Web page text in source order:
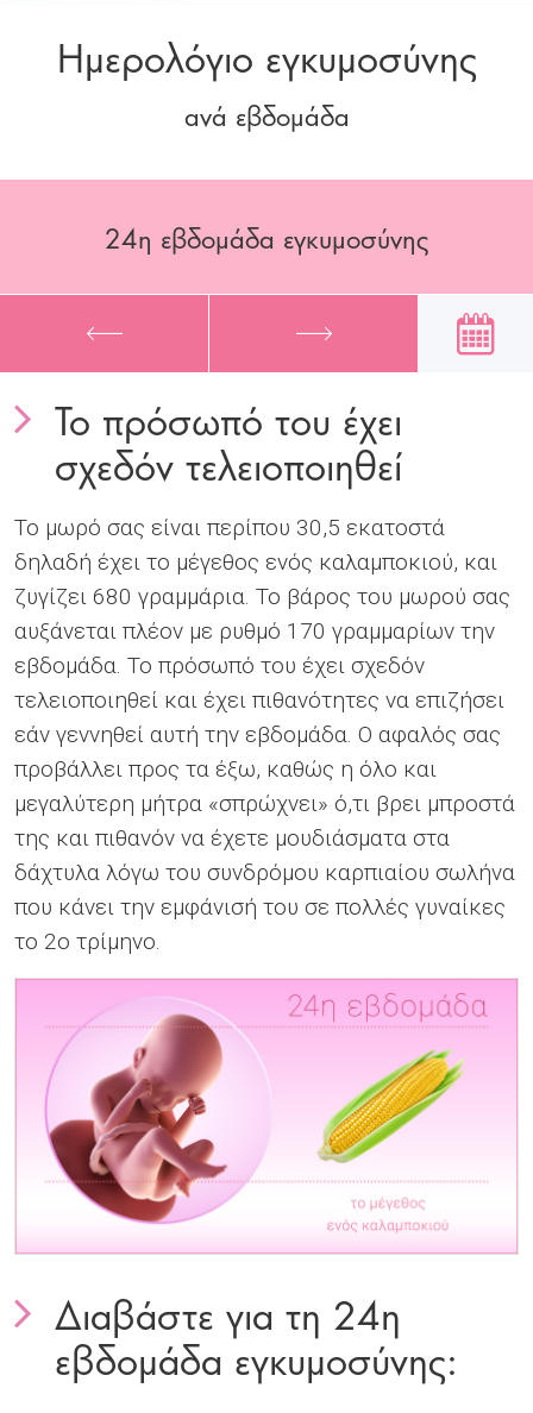
Ημερολόγιο εγκυμοσύνης
ανά εβδομάδα
24η εβδομάδα εγκυμοσύνης
To do list
To do list
To do list
Το πρόσωπό του έχει
σχεδόν τελειοποιηθεί
Το μωρό σας είναι περίπου 30,5 εκατοστά
δηλαδή έχει το μέγεθος ενός καλαμποκιού, και
ζυγίζει 680 γραμμάρια. Το βάρος του μωρού σας
αυξάνεται πλέον με ρυθμό 170 γραμμαρίων την
εβδομάδα. Το πρόσωπό του έχει σχεδόν
τελειοποιηθεί και έχει πιθανότητες να επιζήσει
εάν γεννηθεί αυτή την εβδομάδα. Ο αφαλός σας
προβάλλει προς τα έξω, καθώς η όλο και
μεγαλύτερη μήτρα «σπρώχνει» ό,τι βρει μπροστά
της και πιθανόν να έχετε μουδιάσματα στα
δάχτυλα λόγω του συνδρόμου καρπιαίου σωλήνα
που κάνει την εμφάνισή του σε πολλές γυναίκες
το 2ο τρίμηνο.
Διαβάστε για τη 24η
εβδομάδα εγκυμοσύνης:
To do list